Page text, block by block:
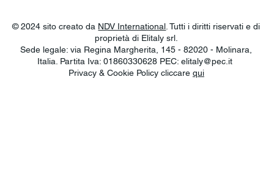
© 2024 sito creato da NDV International . Tutti i diritti riservati e di
proprietà di Elitaly srl.
Sede legale: via Regina Margherita, 145 - 82020 - Molinara,
Italia. Partita Iva: 01860330628 PEC:elitaly@pec.it
Privacy & Cookie Policy cliccare qui